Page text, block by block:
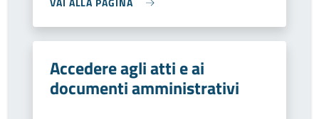
Accedere agli atti e ai
documenti amministrativi